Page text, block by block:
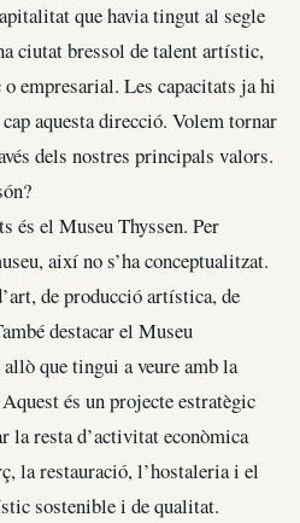
que havia tingut al segle
ciutat bressol de talent artístic,
empresarial. Les capacitats ja hi
aquesta direcció. Volem tornar
dels nostres principals valors.
és el Museu Thyssen. Per
així no s’ha conceptualitzat.
de producció artística, de
destacar el Museu
que tingui a veure amb la
és un projecte estratègic
la resta d’activitat econòmica
la restauració, l’hostaleria i el
sostenible i de qualitat.